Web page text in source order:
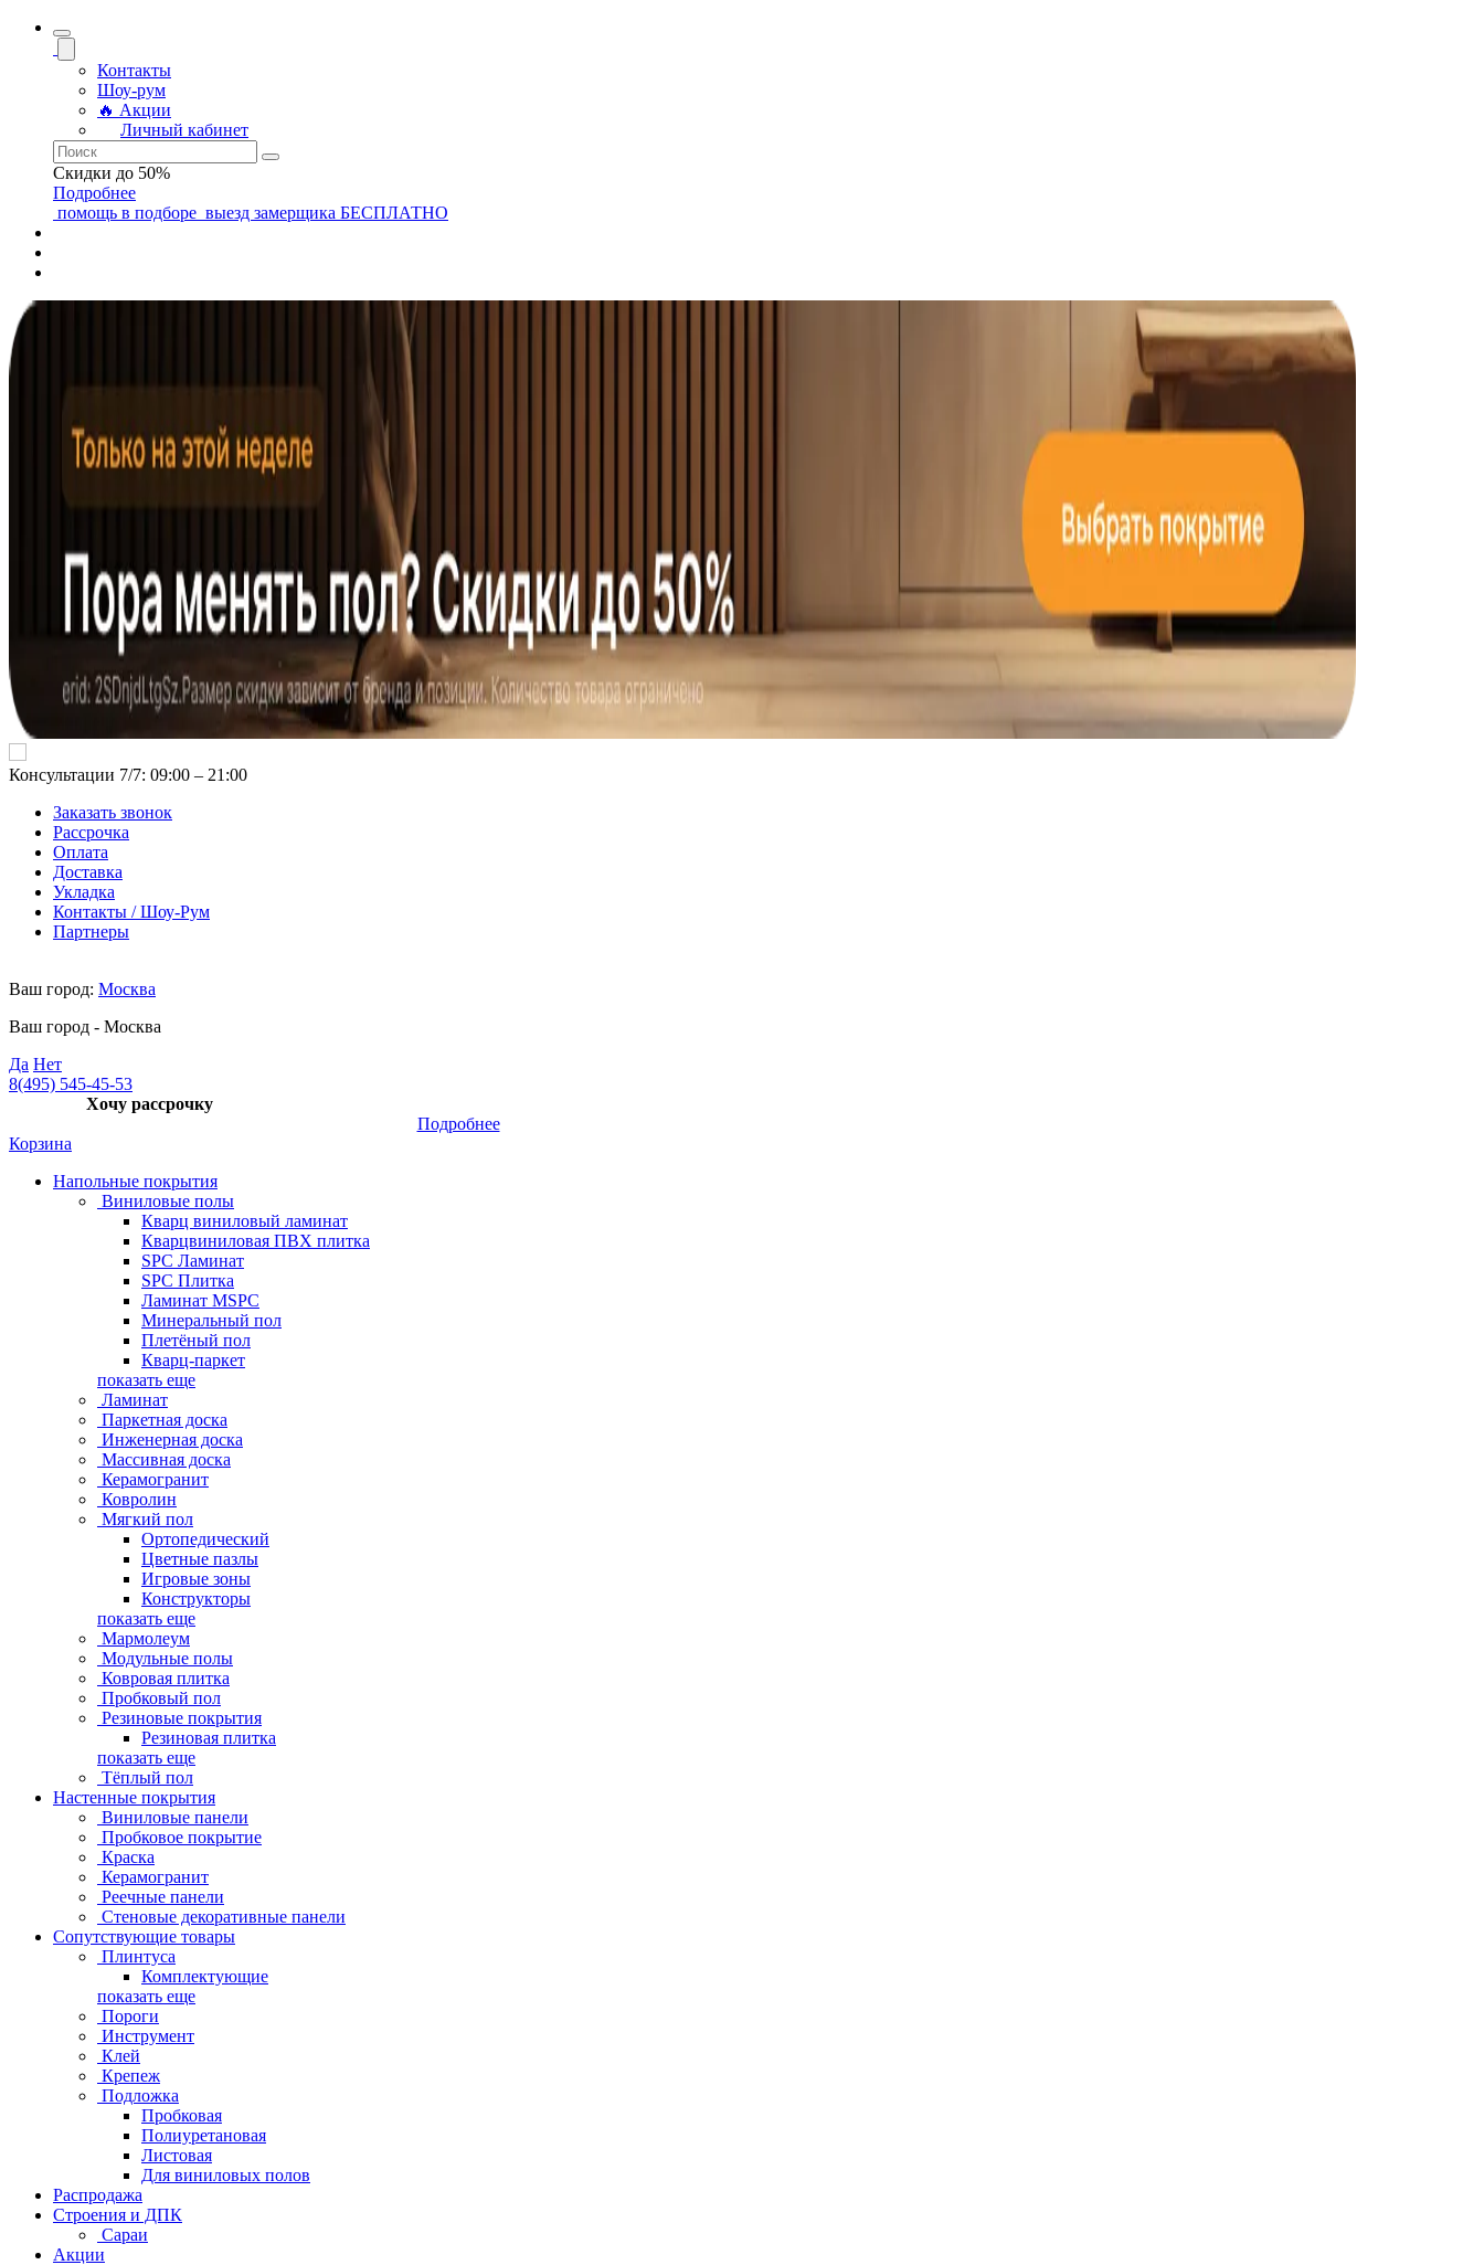
Контакты
Шоу-рум
🔥 Акции
Личный кабинет
Скидки до 50%
Подробнее
помощь в подборе выезд замерщика БЕСПЛАТНО
Консультации 7/7: 09:00 ‒ 21:00
Заказать звонок
Рассрочка
Оплата
Доставка
Укладка
Контакты / Шоу-Рум
Партнеры
Ваш город: Москва
Ваш город - Москва
Да Нет
8(495) 545-45-53
Хочу рассрочку
Подробнее
Корзина
Напольные покрытия
Виниловые полы
Кварц виниловый ламинат
Кварцвиниловая ПВХ плитка
SPC Ламинат
SPC Плитка
Ламинат MSPC
Минеральный пол
Плетёный пол
Кварц-паркет
показать еще
Ламинат
Паркетная доска
Инженерная доска
Массивная доска
Керамогранит
Ковролин
Мягкий пол
Ортопедический
Цветные пазлы
Игровые зоны
Конструкторы
показать еще
Мармолеум
Модульные полы
Ковровая плитка
Пробковый пол
Резиновые покрытия
Резиновая плитка
показать еще
Тёплый пол
Настенные покрытия
Виниловые панели
Пробковое покрытие
Краска
Керамогранит
Реечные панели
Стеновые декоративные панели
Сопутствующие товары
Плинтуса
Комплектующие
показать еще
Пороги
Инструмент
Клей
Крепеж
Подложка
Пробковая
Полиуретановая
Листовая
Для виниловых полов
Распродажа
Строения и ДПК
Сараи
Акции